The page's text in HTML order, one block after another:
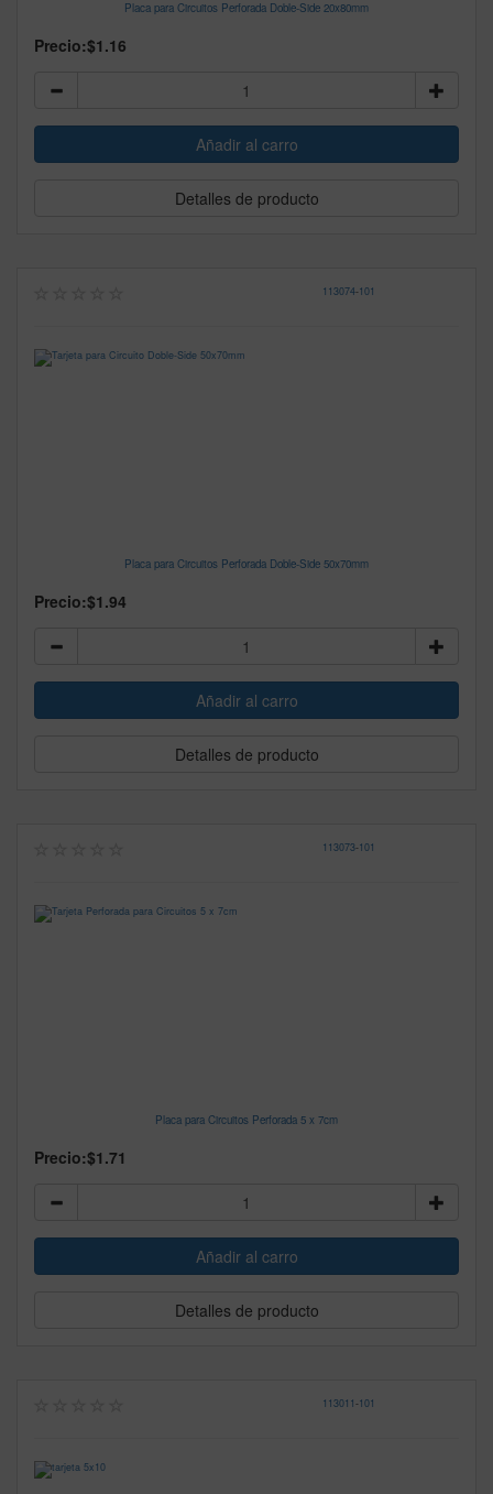
Placa para Circuitos Perforada Doble-Side 20x80mm
Precio:$1.16
Detalles de producto
113074-101
Placa para Circuitos Perforada Doble-Side 50x70mm
Precio:$1.94
Detalles de producto
113073-101
Placa para Circuitos Perforada 5 x 7cm
Precio:$1.71
Detalles de producto
113011-101